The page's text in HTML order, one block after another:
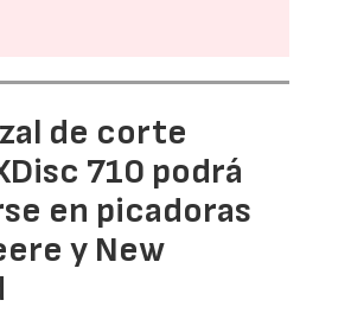
de corte
710 podrá
en picadoras
y New